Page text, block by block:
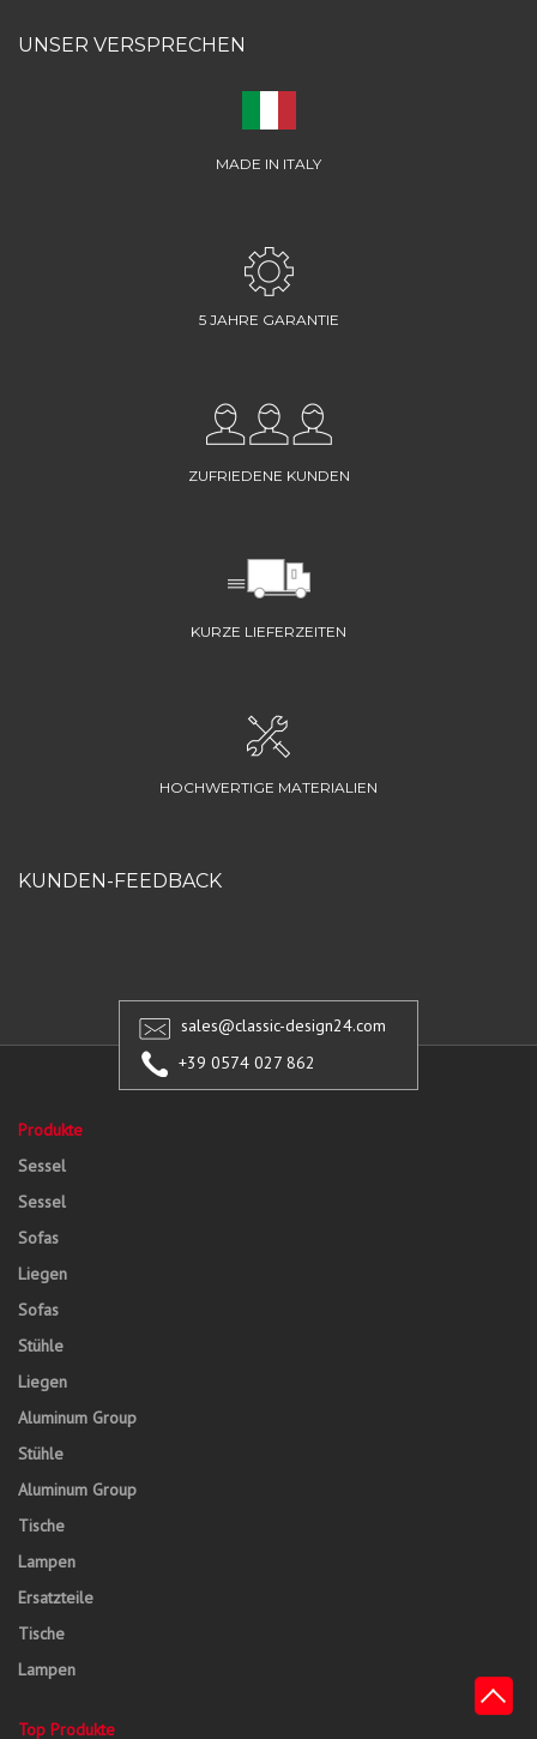
UNSER VERSPRECHEN
MADE IN ITALY
5 JAHRE GARANTIE
ZUFRIEDENE KUNDEN
KURZE LIEFERZEITEN
HOCHWERTIGE MATERIALIEN
KUNDEN-FEEDBACK
sales@classic-design24.com
+39 0574 027 862
Produkte
Sessel
Sessel
Sofas
Liegen
Sofas
Stühle
Liegen
Aluminum Group
Stühle
Aluminum Group
Tische
Lampen
Ersatzteile
Tische
Lampen
Top Produkte